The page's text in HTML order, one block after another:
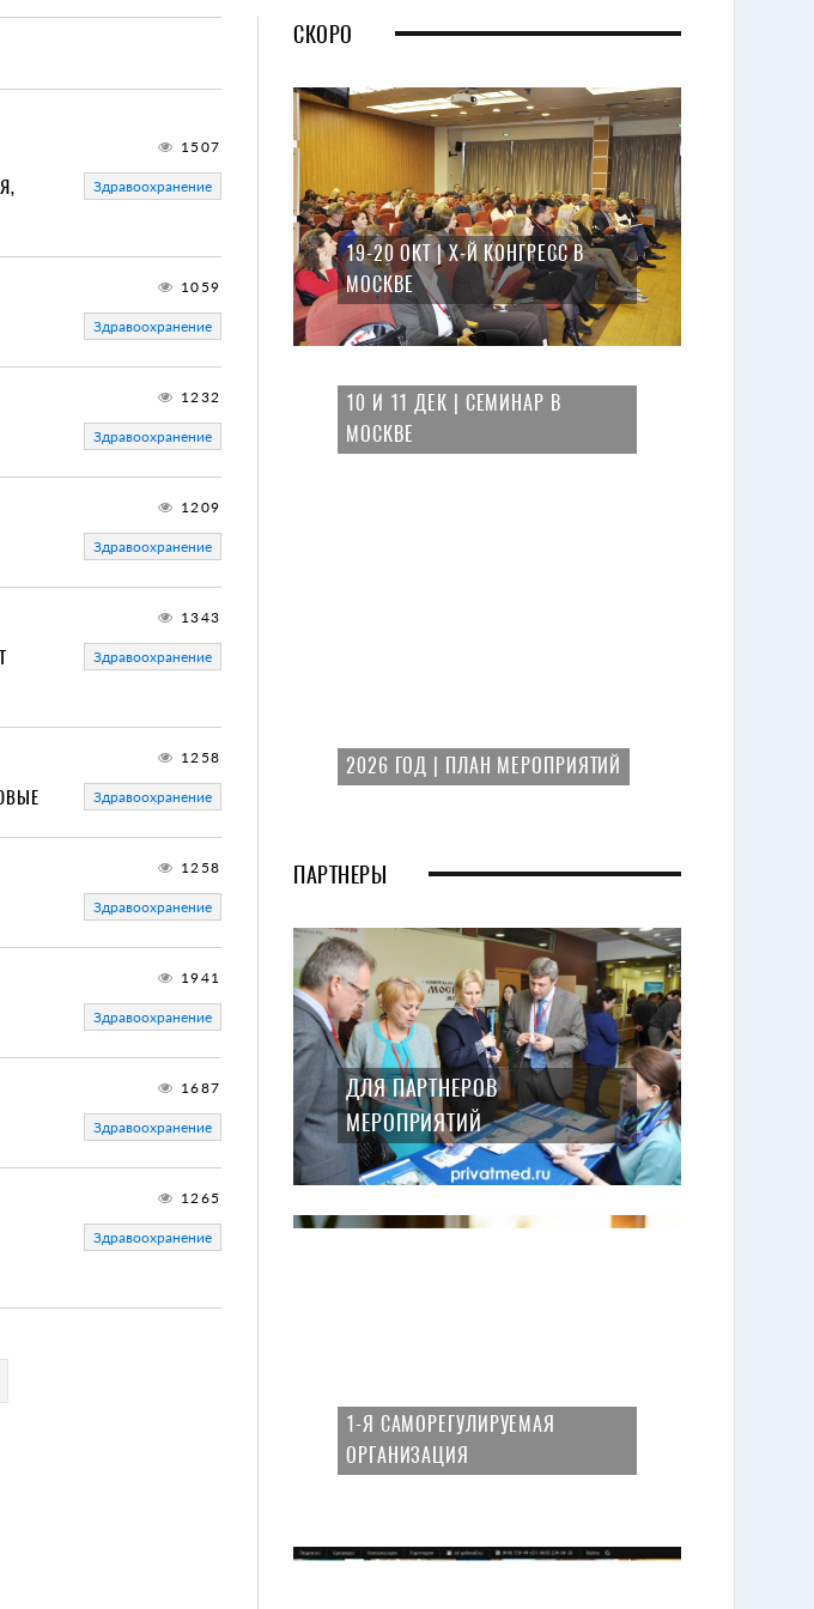
1507
Здравоохранение
1059
Здравоохранение
1232
Здравоохранение
1209
Здравоохранение
1343
Здравоохранение
1258
Здравоохранение
1258
Здравоохранение
1941
Здравоохранение
1687
Здравоохранение
1265
Здравоохранение
СКОРО
19-20 ОКТ | X-Й КОНГРЕСС В
МОСКВЕ
10 И 11 ДЕК | СЕМИНАР В
МОСКВЕ
2026 ГОД | ПЛАН МЕРОПРИЯТИЙ
ПАРТНЕРЫ
ДЛЯ ПАРТНЕРОВ
МЕРОПРИЯТИЙ
1-Я САМОРЕГУЛИРУЕМАЯ
ОРГАНИЗАЦИЯ